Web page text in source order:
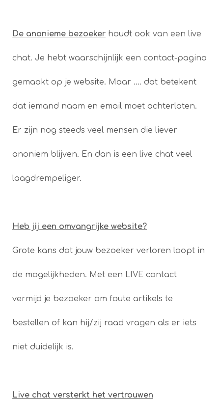
De anonieme bezoeker houdt ook van een live
chat. Je hebt waarschijnlijk een contact-pagina
gemaakt op je website. Maar …. dat betekent
dat iemand naam en email moet achterlaten.
Er zijn nog steeds veel mensen die liever
anoniem blijven. En dan is een live chat veel
laagdrempeliger.
Heb jij een omvangrijke website?
Grote kans dat jouw bezoeker verloren loopt in
de mogelijkheden. Met een LIVE contact
vermijd je bezoeker om foute artikels te
bestellen of kan hij/zij raad vragen als er iets
niet duidelijk is.
Live chat versterkt het vertrouwen